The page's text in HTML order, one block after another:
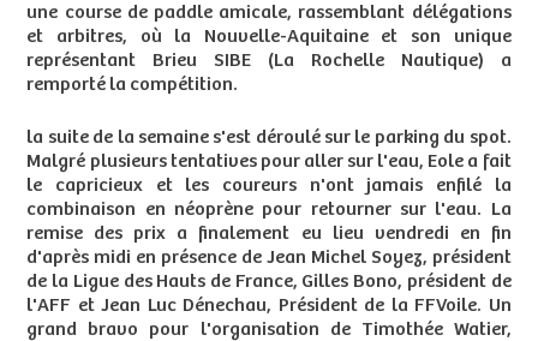
une course de paddle amicale, rassemblant délégations
et arbitres, où la Nouvelle-Aquitaine et son unique
représentant Brieu SIBE (La Rochelle Nautique) a
remporté la compétition.
la suite de la semaine s'est déroulé sur le parking du spot.
Malgré plusieurs tentatives pour aller sur l'eau, Eole a fait
le capricieux et les coureurs n'ont jamais enfilé la
combinaison en néoprène pour retourner sur l'eau. La
remise des prix a finalement eu lieu vendredi en fin
d'après midi en présence de Jean Michel Soyez, président
de la Ligue des Hauts de France, Gilles Bono, président de
l'AFF et Jean Luc Dénechau, Président de la FFVoile. Un
grand bravo pour l'organisation de Timothée Watier,